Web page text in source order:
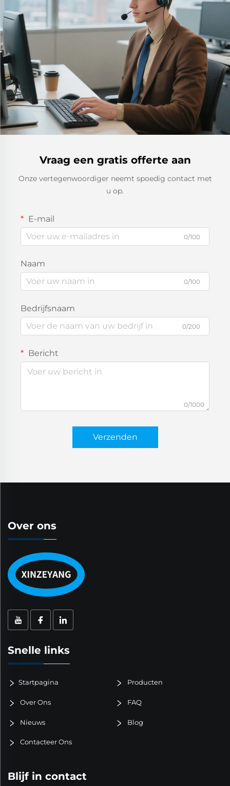
Vraag een gratis offerte aan
Onze vertegenwoordiger neemt spoedig contact met
u op.
E-mail
0/100
Naam
0/100
Bedrijfsnaam
0/200
Bericht
0/1000
Verzenden
Over ons
Snelle links
Startpagina Producten
Over Ons FAQ
Nieuws Blog
Contacteer Ons
Blijf in contact